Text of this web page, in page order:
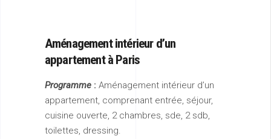
Aménagement intérieurd’un
appartement à Paris
Programme : Aménagement intérieur d’un
appartement, comprenant entrée, séjour,
cuisine ouverte, 2 chambres, sde, 2 sdb,
toilettes, dressing.